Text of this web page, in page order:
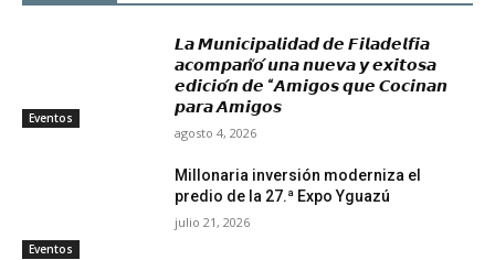
Eventos
𝙇𝙖 𝙈𝙪𝙣𝙞𝙘𝙞𝙥𝙖𝙡𝙞𝙙𝙖𝙙 𝙙𝙚 𝙁𝙞𝙡𝙖𝙙𝙚𝙡𝙛𝙞𝙖
𝙖𝙘𝙤𝙢𝙥𝙖𝙣̃𝙤́ 𝙪𝙣𝙖 𝙣𝙪𝙚𝙫𝙖 𝙮 𝙚𝙭𝙞𝙩𝙤𝙨𝙖
𝙚𝙙𝙞𝙘𝙞𝙤́𝙣 𝙙𝙚 “𝘼𝙢𝙞𝙜𝙤𝙨 𝙦𝙪𝙚 𝘾𝙤𝙘𝙞𝙣𝙖𝙣
𝙥𝙖𝙧𝙖 𝘼𝙢𝙞𝙜𝙤𝙨
agosto 4, 2026
Eventos
Millonaria inversión moderniza el
predio de la 27.ª Expo Yguazú
julio 21, 2026